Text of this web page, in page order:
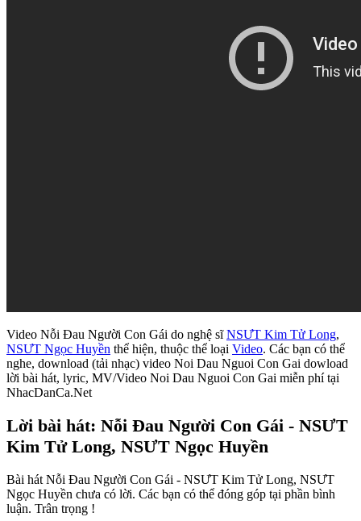
Video Nỗi Đau Người Con Gái do nghệ sĩNSƯT Kim Tử Long,
NSƯT Ngọc Huyền thể hiện, thuộc thể loại Video. Các bạn có thể
nghe, download (tải nhạc) video Noi Dau Nguoi Con Gai dowload
lời bài hát, lyric, MV/Video Noi Dau Nguoi Con Gai miễn phí tại
NhacDanCa.Net
Lời bài hát: Nỗi Đau Người Con Gái - NSƯT
Kim Tử Long, NSƯT Ngọc Huyền
Bài hát Nỗi Đau Người Con Gái - NSƯT Kim Tử Long, NSƯT
Ngọc Huyền chưa có lời. Các bạn có thể đóng góp tại phần bình
luận. Trân trọng !